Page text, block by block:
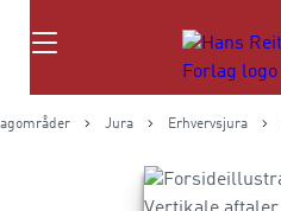
Søg
Jura Erhvervsjura